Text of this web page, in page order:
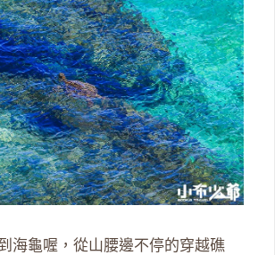
海龜喔，從山腰邊不停的穿越礁